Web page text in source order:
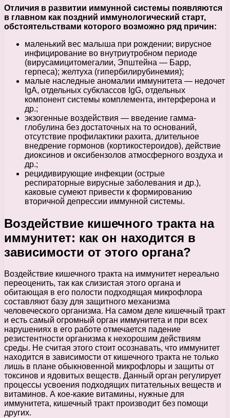
Отличия в развитии иммунной системы появляются
в главном как поздний иммунологический старт,
обстоятельствами которого возможно ряд причин:
маленький вес малыша при рождении; вирусное
инфицирование во внутриутробном периоде
(вирусамицитомегалии, Эпштейна — Барр,
герпеса); желтуха (гипербилирубинемия);
малые наследные аномалии иммунитета — недочет
IgA, отдельных субклассов IgG, отдельных
компонент системы комплемента, интерферона и
др.;
экзогенные воздействия — введение гамма-
глобулина без достаточных на то оснований,
отсутствие профилактики рахита, длительное
внедрение гормонов (кортикостероидов), действие
диоксинов и оксибензолов атмосферного воздуха и
др.;
рецидивирующие инфекции (острые
респираторные вирусные заболевания и др.),
каковые сумеют привести к формированию
вторичной депрессии иммунной системы.
Воздействие кишечного тракта на
иммунитет: как он находится в
зависимости от этого органа?
Воздействие кишечного тракта на иммунитет нереально
переоценить, так как слизистая этого органа и
обитающая в его полости подходящая микрофлора
составляют базу для защитного механизма
человеческого организма. На самом деле кишечный тракт
и есть самый огромный орган иммунитета и при всех
нарушениях в его работе отмечается падение
резистентности организма к нехорошим действиям
среды. Не считая этого стоит осознавать, что иммунитет
находится в зависимости от кишечного тракта не только
лишь в плане обыкновенной микрофлоры и защиты от
токсинов и ядовитых веществ. Данный орган регулирует
процессы усвоения подходящих питательных веществ и
витаминов. А кое-какие витамины, нужные для
иммунитета, кишечный тракт производит без помощи
других.